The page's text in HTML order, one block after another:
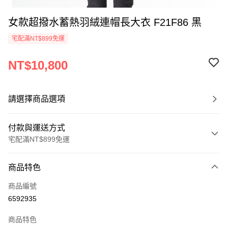
女款超撥水蓄熱羽絨連帽長大衣 F21F86 黑
宅配滿NT$899免運
NT$10,800
請選擇商品選項
付款與運送方式
宅配滿NT$899免運
信用卡一次付款
LINE Pay
商品特色
商品編號
6592935
商品特色